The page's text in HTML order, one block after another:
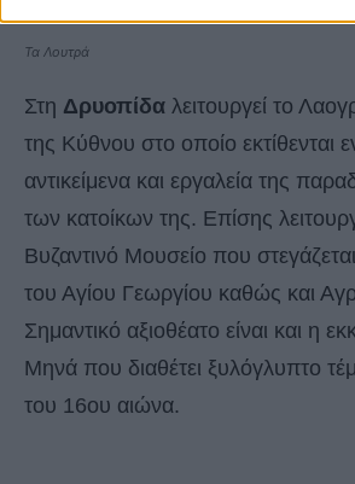
Τα Λουτρά
Στη Δρυοπίδα λειτουργεί το
της Κύθνου στο οποίο εκτίθενται
αντικείμενα και εργαλεία της
των κατοίκων της. Επίσης
Βυζαντινό Μουσείο που
του Αγίου Γεωργίου καθώς και
Σημαντικό αξιοθέατο είναι και η
Μηνά που διαθέτει ξυλόγλυπτο
του 16ου αιώνα.